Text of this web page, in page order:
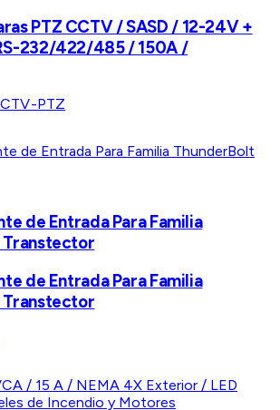
PTZ CCTV / SASD / 12-24V +
232/422/485 / 150A /
PTZ
de Entrada Para Familia
Transtector
de Entrada Para Familia
Transtector